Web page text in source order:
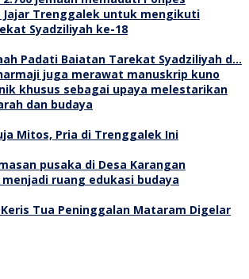
Padati Baiatan Tarekat Syadziliyah d…
Mitos, Pria di Trenggalek Ini
Keris Tua Peninggalan Mataram Digelar